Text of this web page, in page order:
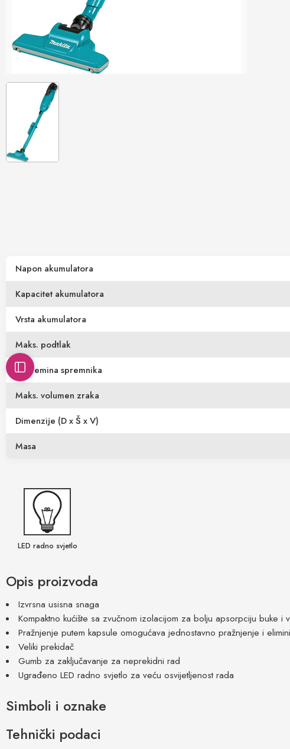
Opis proizvoda
Izvrsna usisna snaga
Kompaktno kućište sa zvučnom izolacijom za bolju apsorpciju buke i
Pražnjenje putem kapsule omogućava jednostavno pražnjenje i
Veliki prekidač
Gumb za zaključavanje za neprekidni rad
Ugrađeno LED radno svjetlo za veću osvijetljenost rada
Simboli i oznake
LED radno svjetlo
Tehnički podaci
Napon akumulatora
Kapacitet akumulatora
Vrsta akumulatora
Maks. podtlak
Zapremina spremnika
Maks. volumen zraka
Dimenzije (D x Š x V)
Masa